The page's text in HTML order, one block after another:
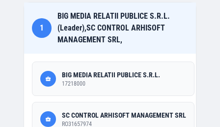
1
BIG MEDIA RELATII PUBLICE S.R.L.
(Leader),SC CONTROL ARHISOFT
MANAGEMENT SRL,
BIG MEDIA RELATII PUBLICE S.R.L.
17218000
SC CONTROL ARHISOFT MANAGEMENT SRL
RO31657974